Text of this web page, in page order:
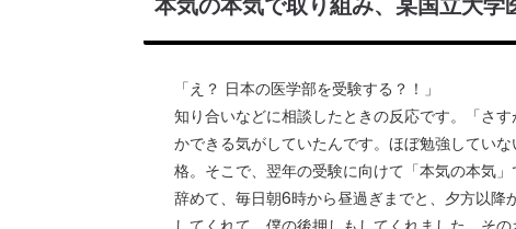
「え？ 日本の医学部を受験する？！」
知り合いなどに相談したときの反応です。「さ
かできる気がしていたんです。ほぼ勉強してい
格。そこで、翌年の受験に向けて「本気の本気
辞めて、毎日朝6時から昼過ぎまでと、夕方以